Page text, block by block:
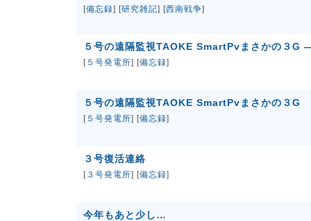
[備忘録] [研究雑記] [西南戦争]
５号の遠隔監視TAOKE SmartPvまさかの３G
[ ５号発電所] [備忘録]
５号の遠隔監視TAOKE SmartPvまさかの３G
[ ５号発電所] [備忘録]
３号復活連絡
[ ３号発電所] [備忘録]
今年もあと少し…